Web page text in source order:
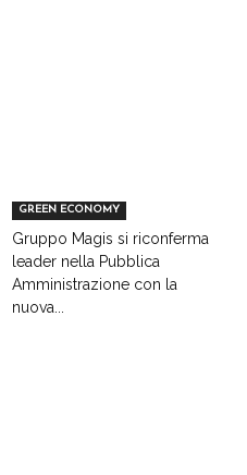
GREEN ECONOMY
Gruppo Magis si riconferma
leader nella Pubblica
Amministrazione con la
nuova...